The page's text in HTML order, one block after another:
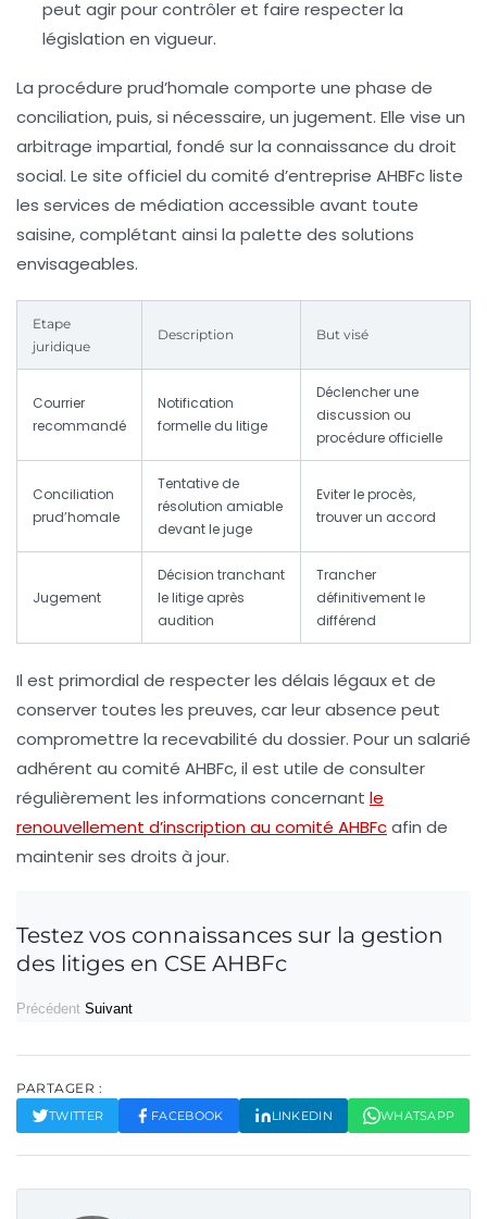
peut agir pour contrôler et faire respecter la
législation en vigueur.
La procédure prud’homale comporte une phase de
conciliation, puis, si nécessaire, un jugement. Elle vise un
arbitrage impartial, fondé sur la connaissance du droit
social. Le site officiel du comité d’entreprise AHBFc liste
les services de médiation accessible avant toute
saisine, complétant ainsi la palette des solutions
envisageables.
Etape
juridique
Description But visé
Courrier
recommandé
Notification
formelle du litige
Déclencher une
discussion ou
procédure officielle
Conciliation
prud’homale
Tentative de
résolution amiable
devant le juge
Eviter le procès,
trouver un accord
Jugement
Décision tranchant
le litige après
audition
Trancher
définitivement le
différend
Il est primordial de respecter les délais légaux et de
conserver toutes les preuves, car leur absence peut
compromettre la recevabilité du dossier. Pour un salarié
adhérent au comité AHBFc, il est utile de consulter
régulièrement les informations concernant le
renouvellement d’inscription au comité AHBFcafin de
maintenir ses droits à jour.
Testez vos connaissances sur la gestion
des litiges en CSE AHBFc
Précédent Suivant
PARTAGER :
TWITTER FACEBOOK LINKEDIN WHATSAPP